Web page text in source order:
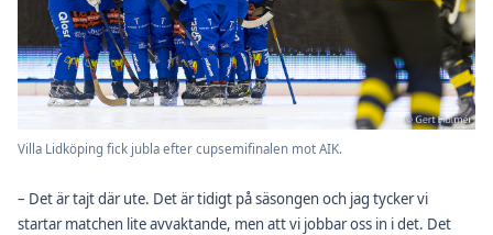
Villa Lidköping fick jubla efter cupsemifinalen mot AIK.
– Det är tajt där ute. Det är tidigt på säsongen och jag tycker vi
startar matchen lite avvaktande, men att vi jobbar oss in i det. Det